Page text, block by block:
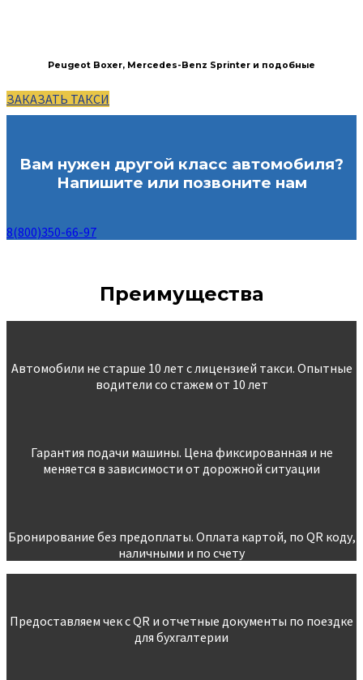
Peugeot Boxer, Mercedes-Benz Sprinter и подобные
ЗАКАЗАТЬ ТАКСИ
Вам нужен другой класс автомобиля?
Напишите или позвоните нам
8(800)350-66-97
Преимущества
Автомобили не старше 10 лет с лицензией такси. Опытные
водители со стажем от 10 лет
Гарантия подачи машины. Цена фиксированная и не
меняется в зависимости от дорожной ситуации
Бронирование без предоплаты. Оплата картой, по QR коду,
наличными и по счету
Предоставляем чек с QR и отчетные документы по поездке
для бухгалтерии